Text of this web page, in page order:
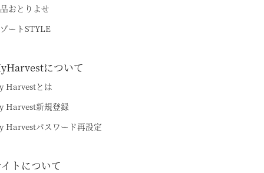
おとりよせ
ートSTYLE
について
Harvestとは
Harvest新規登録
Harvestパスワード再設定
トについて